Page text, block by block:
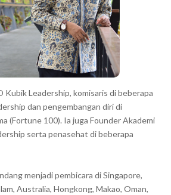
Kubik Leadership, komisaris di beberapa
dan pengembangan diri di
(Fortune 100). Ia juga Founder Akademi
serta penasehat di beberapa
menjadi pembicara di Singapore,
Australia, Hongkong, Makao, Oman,